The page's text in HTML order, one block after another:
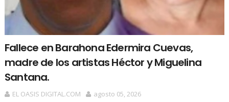
Fallece en Barahona Edermira Cuevas,
madre de los artistas Héctor y Miguelina
Santana.
EL OASIS DIGITAL.COM
agosto 05, 2026